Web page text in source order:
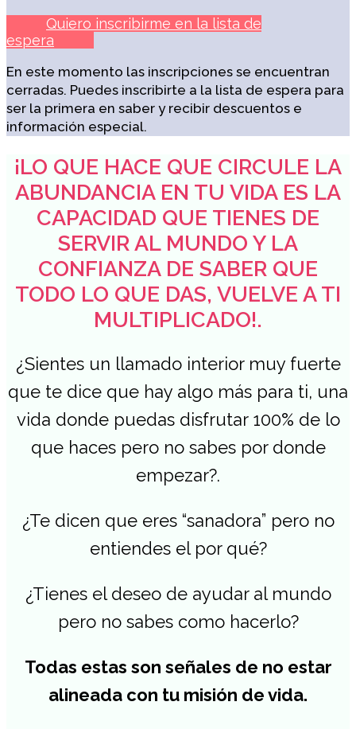
Quiero inscribirme en la lista de
espera
En este momento las inscripciones se encuentran
cerradas. Puedes inscribirte a la lista de espera para
ser la primera en saber y recibir descuentos e
información especial.
¡LO QUE HACE QUE CIRCULE LA
ABUNDANCIA EN TU VIDA ES LA
CAPACIDAD QUE TIENES DE
SERVIR AL MUNDO Y LA
CONFIANZA DE SABER QUE
TODO LO QUE DAS, VUELVE A TI
MULTIPLICADO!.
¿Sientes un llamado interior muy fuerte
que te dice que hay algo más para ti, una
vida donde puedas disfrutar 100% de lo
que haces pero no sabes por donde
empezar?.
¿Te dicen que eres “sanadora” pero no
entiendes el por qué?
¿Tienes el deseo de ayudar al mundo
pero no sabes como hacerlo?
Todas estas son señales de no estar
alineada con tu misión de vida.